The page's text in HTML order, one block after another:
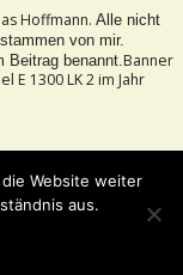
Hoffmann. Alle nicht
von mir.
Beitrag benannt. Banner
E 1300 LK 2 im Jahr
Website weiter
aus.